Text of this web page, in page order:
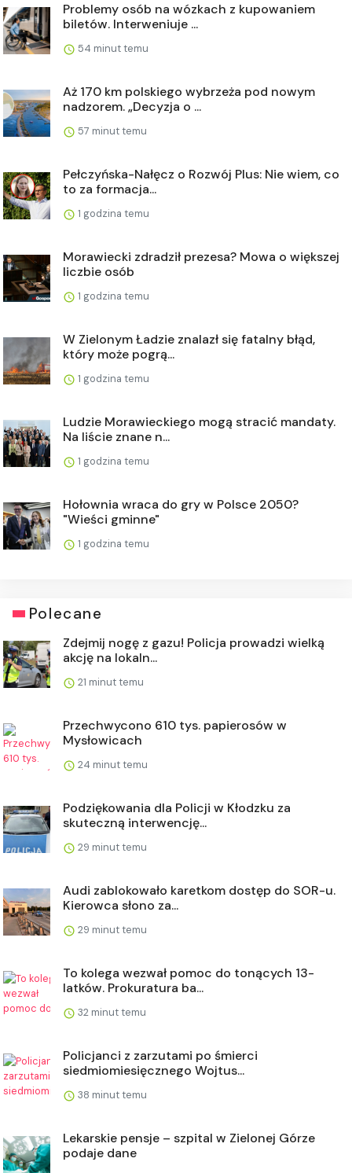
Problemy osób na wózkach z kupowaniem
biletów. Interweniuje ...
54 minut temu
Aż 170 km polskiego wybrzeża pod nowym
nadzorem. „Decyzja o ...
57 minut temu
Pełczyńska-Nałęcz o Rozwój Plus: Nie wiem, co
to za formacja...
1 godzina temu
Morawiecki zdradził prezesa? Mowa o większej
liczbie osób
1 godzina temu
W Zielonym Ładzie znalazł się fatalny błąd,
który może pogrą...
1 godzina temu
Ludzie Morawieckiego mogą stracić mandaty.
Na liście znane n...
1 godzina temu
Hołownia wraca do gry w Polsce 2050?
"Wieści gminne"
1 godzina temu
Polecane
Zdejmij nogę z gazu! Policja prowadzi wielką
akcję na lokaln...
21 minut temu
Przechwycono 610 tys. papierosów w
Mysłowicach
24 minut temu
Podziękowania dla Policji w Kłodzku za
skuteczną interwencję...
29 minut temu
Audi zablokowało karetkom dostęp do SOR-u.
Kierowca słono za...
29 minut temu
To kolega wezwał pomoc do tonących 13-
latków. Prokuratura ba...
32 minut temu
Policjanci z zarzutami po śmierci
siedmiomiesięcznego Wojtus...
38 minut temu
Lekarskie pensje – szpital w Zielonej Górze
podaje dane